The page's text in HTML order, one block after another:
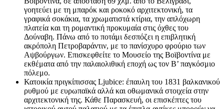
γοητεύει με τη μπαρόκ και ροκοκό αρχιτεκτονική, τα
γραφικά σοκάκια, τα χρωματιστά κτίρια, την απλόχωρη
πλατεία και τη ρομαντική προκυμαία στις όχθες του
Δούναβη. Πάνω από το ποτάμι δεσπόζει η επιβλητική
ακρόπολη Πετροβαράντιν, με το πανίσχυρο φρούριο των
Αψβούργων. Επισκεφθείτε το Μουσείο της Βοïβοντίνα με
εκθέματα από την παλαιολιθική εποχή ως τον Β’ παγκόσμιο
πόλεμο.
Κατοικία πριγκίπισσας Ljubice: έπαυλη του 1831 βαλκανικού
ρυθμού με ευρωπαϊκά αλλά και οθωμανικά στοιχεία στην
αρχιτεκτονική της. Κάθε Παρασκευή, οι επισκέπτες του